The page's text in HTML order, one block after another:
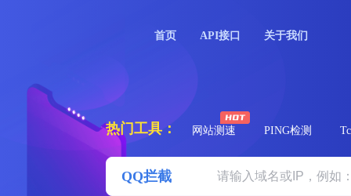
首页 API接口 关于我们
热门工具： 网站测速 PING检测
QQ拦截